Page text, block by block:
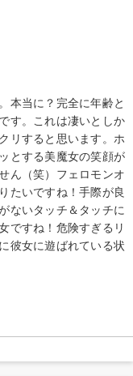
本当に？完全に年齢と
す。これは凄いとしか
リすると思います。ホ
とする美魔女の笑顔が
ん（笑）フェロモンオ
たいですね！手際が良
ないタッチ＆タッチに
ですね！危険すぎるリ
彼女に遊ばれている状